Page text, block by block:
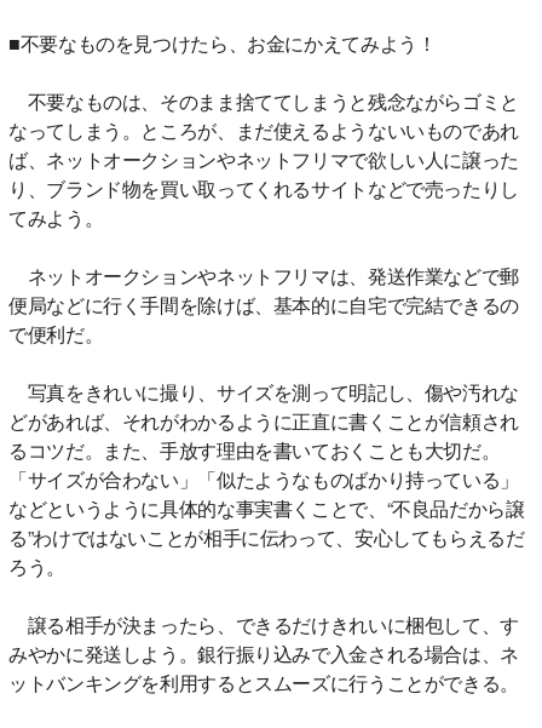
■不要なものを見つけたら、お金にかえてみよう！
不要なものは、そのまま捨ててしまうと残念ながらゴミと
なってしまう。ところが、まだ使えるようないいものであれ
ば、ネットオークションやネットフリマで欲しい人に譲った
り、ブランド物を買い取ってくれるサイトなどで売ったりし
てみよう。
ネットオークションやネットフリマは、発送作業などで郵
便局などに行く手間を除けば、基本的に自宅で完結できるの
で便利だ。
写真をきれいに撮り、サイズを測って明記し、傷や汚れな
どがあれば、それがわかるように正直に書くことが信頼され
るコツだ。また、手放す理由を書いておくことも大切だ。
「サイズが合わない」「似たようなものばかり持っている」
などというように具体的な事実書くことで、“不良品だから譲
る”わけではないことが相手に伝わって、安心してもらえるだ
ろう。
譲る相手が決まったら、できるだけきれいに梱包して、す
みやかに発送しよう。銀行振り込みで入金される場合は、ネ
ットバンキングを利用するとスムーズに行うことができる。